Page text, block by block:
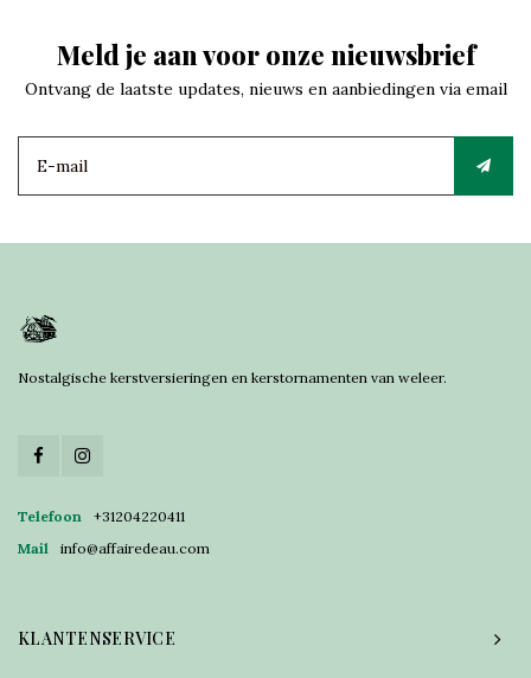
Meld je aan voor onze nieuwsbrief
Ontvang de laatste updates, nieuws en aanbiedingen via email
Nostalgische kerstversieringen en kerstornamenten van weleer.
Telefoon
+31204220411
Mail
info@affairedeau.com
KLANTENSERVICE